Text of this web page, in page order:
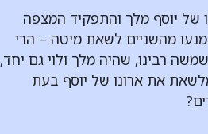
של יוסף מלך והתפקיד המצפה
מהשניים לשאת מיטה – הרי
רבינו, שהיה מלך ולוי גם יחד,
את ארונו של יוסף בעת